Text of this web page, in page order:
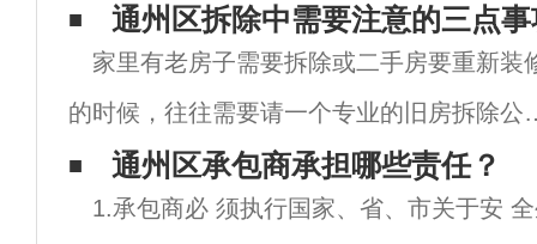
通州区拆除中需要注意的三点
家里有老房子需要拆除或二手房要重新装
的时候，往往需要请一个专业的旧房拆除公
来帮助你，但对于业主来说，你们也应该要
握一些注意点，比如说拆除的时间段、物品
通州区承包商承担哪些责任？
1.承包商必 须执行国家、省、市关于安